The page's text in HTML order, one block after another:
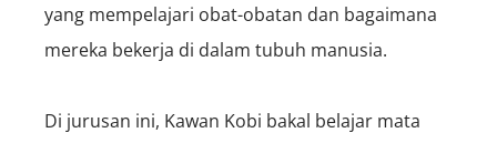
yang mempelajari obat-obatan dan bagaimana
mereka bekerja di dalam tubuh manusia.
Di jurusan ini, Kawan Kobi bakal belajar mata